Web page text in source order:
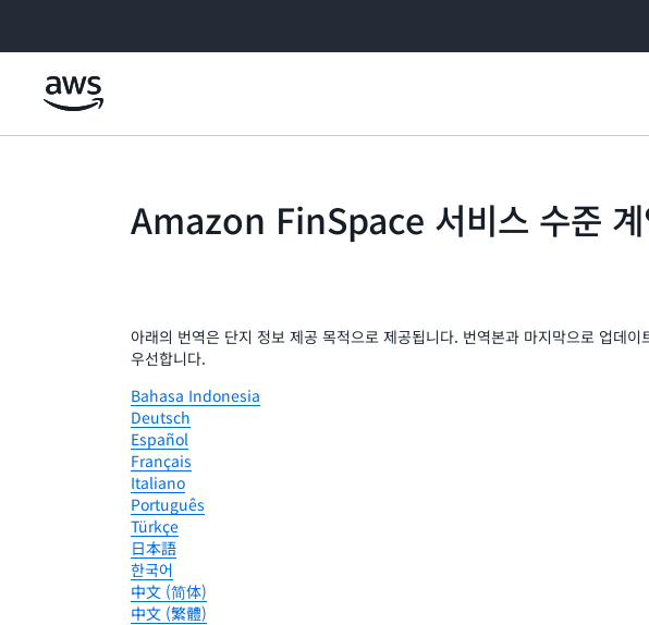
Amazon FinSpace 서비스 수준
아래의 번역은 단지 정보 제공 목적으로 제공됩니다. 번역본과 마지막으로 업데
우선합니다.
Bahasa Indonesia
Deutsch
Español
Français
Italiano
Português
Türkçe
日本語
한국어
中文 (简体)
中文 (繁體)